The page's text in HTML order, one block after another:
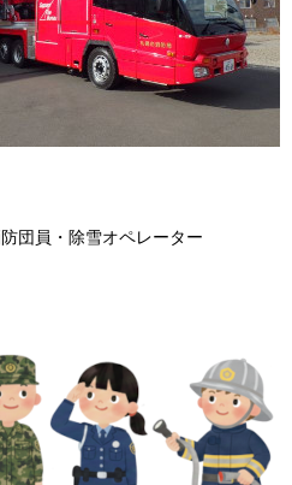
団員・除雪オペレーター